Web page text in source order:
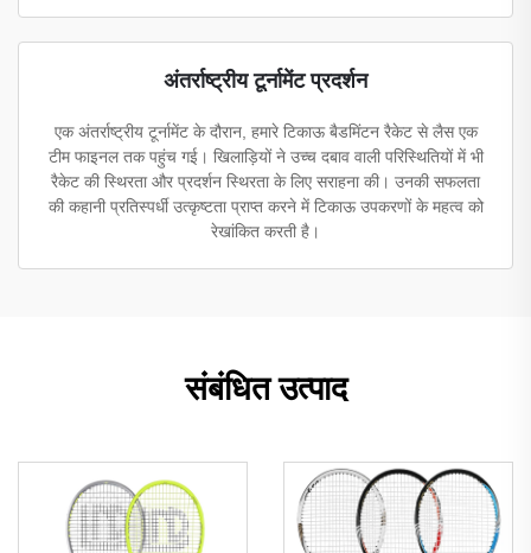
अंतर्राष्ट्रीय टूर्नामेंट प्रदर्शन
एक अंतर्राष्ट्रीय टूर्नामेंट के दौरान, हमारे टिकाऊ बैडमिंटन रैकेट से लैस एक
टीम फाइनल तक पहुंच गई। खिलाड़ियों ने उच्च दबाव वाली परिस्थितियों में भी
रैकेट की स्थिरता और प्रदर्शन स्थिरता के लिए सराहना की। उनकी सफलता
की कहानी प्रतिस्पर्धी उत्कृष्टता प्राप्त करने में टिकाऊ उपकरणों के महत्व को
रेखांकित करती है।
संबंधित उत्पाद